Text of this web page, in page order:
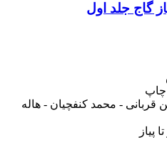
گاج جلد اول
چاپ
قربانی - محمد کنفچیان - هاله
پیاز